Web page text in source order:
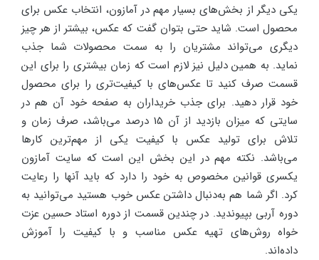
یکی دیگر از بخش‌های بسیار مهم در آمازون، انتخاب عکس برای
محصول است. شاید حتی بتوان گفت که عکس، بیشتر از هر چیز
دیگری می‌تواند مشتریان را به سمت محصولات شما جذب
نماید. به همین دلیل نیز لازم است که زمان بیشتری را برای این
قسمت صرف کنید تا عکس‌های با کیفیت‌تری را برای محصول
خود قرار دهید. برای جذب خریداران به صفحه خود آن هم در
سایتی که میزان بازدید از آن 15 درصد می‌باشد، صرف زمان و
تلاش برای تولید عکس با کیفیت یکی از مهم‌ترین کارها
می‌باشد. نکته مهم در این بخش این است که سایت آمازون
یکسری قوانین مخصوص به خود را دارد که باید آنها را رعایت
کرد. اگر شما هم به‌دنبال داشتن عکس خوب هستید می‌توانید به
دوره آربی بپیوندید. در چندین قسمت از دوره استاد حسین عزت
خواه روش‌های تهیه عکس مناسب و با کیفیت را آموزش
داده‌اند.